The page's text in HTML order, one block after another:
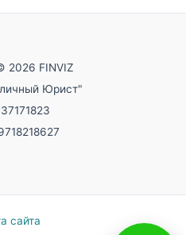
2026 FINVIZ
Юрист"
сайта